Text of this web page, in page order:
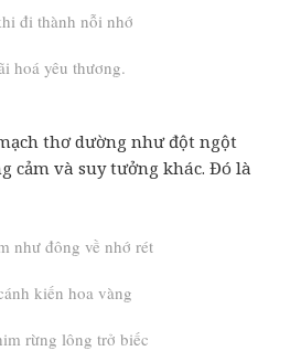
đi thành nỗi nhớ
hoá yêu thương.
thơ dường như đột ngột
cảm và suy tưởng khác. Đó là
như đông về nhớ rét
kiến hoa vàng
rừng lông trở biếc